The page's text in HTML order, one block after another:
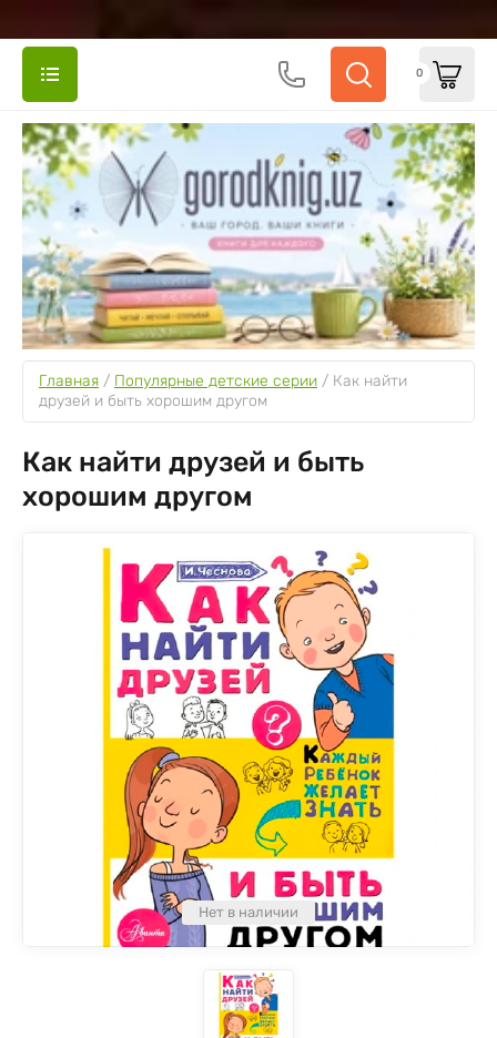
0
Главная / Популярные детские серии / Как найти
друзей и быть хорошим другом
Как найти друзей и быть
хорошим другом
Нет в наличии